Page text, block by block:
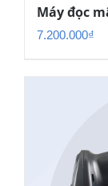
Máy đọc
7.200.000₫